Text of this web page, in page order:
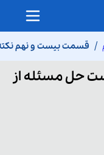
قسمت بیست و نهم
حل مسئله از